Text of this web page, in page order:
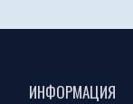
ИНФОРМАЦИЯ